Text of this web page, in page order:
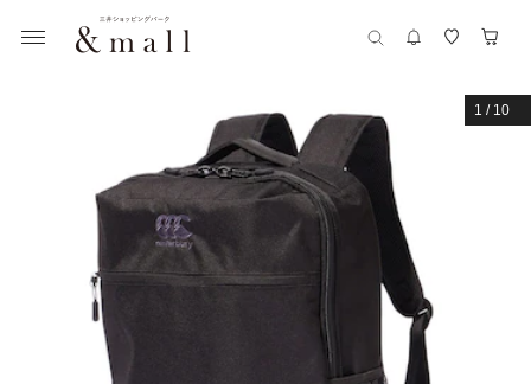
1 / 10